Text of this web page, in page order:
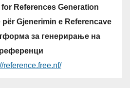
References Generation
Gjenerimin e Referencave
за генерирање на
референци
reference.free.nf/